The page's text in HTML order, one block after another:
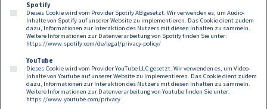
Footer
Kontakt Datenschutz
Impressum
Compliance
Cookies
Spotify
Dieses Cookie wird vom Provider Spotify AB gesetzt. Wir verwenden es, um Audio-
Inhalte von Spotify auf unserer Website zu implementieren. Das Cookie dient zudem
dazu, Informationen zur Interaktion des Nutzers mit diesen Inhalten zu sammeln.
Weitere Informationen zur Datenverarbeitung von Spotify finden Sie unter:
https://www.spotify.com/de/legal/privacy-policy/
YouTube
Dieses Cookie wird vom Provider YouTube LLC gesetzt. Wir verwenden es, um Video-
Inhalte von Youtube auf unserer Website zu implementieren. Das Cookie dient zudem
dazu, Informationen zur Interaktion des Nutzers mit diesen Inhalten zu sammeln.
Weitere Informationen zur Datenverarbeitung von Youtube finden Sie unter:
https://www.youtube.com/privacy
Follow us on: